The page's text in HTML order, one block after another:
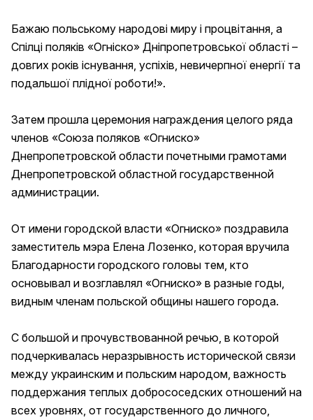
Бажаю польському народові миру і процвітання, а
Спілці поляків «Огніско» Дніпропетровської області –
довгих років існування, успіхів, невичерпної енергії та
подальшої плідної роботи!».
Затем прошла церемония награждения целого ряда
членов «Союза поляков «Огниско»
Днепропетровской области почетными грамотами
Днепропетровской областной государственной
администрации.
От имени городской власти «Огниско» поздравила
заместитель мэра Елена Лозенко, которая вручила
Благодарности городского головы тем, кто
основывал и возглавлял «Огниско» в разные годы,
видным членам польской общины нашего города.
С большой и прочувствованной речью, в которой
подчеркивалась неразрывность исторической связи
между украинским и польским народом, важность
поддержания теплых добрососедских отношений на
всех уровнях, от государственного до личного,